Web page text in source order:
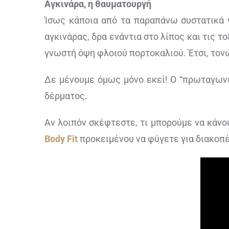
Αγκινάρα, η θαυματουργή
Ίσως κάποια από τα παραπάνω συστατικά
αγκινάρας, δρα ενάντια στο λίπος και
γνωστή όψη φλοιού πορτοκαλιού. Έτσι,
Δε μένουμε όμως μόνο εκεί! Ο
δέρματος.
Αν λοιπόν σκέφτεστε, τι μπορούμε να
Body Fitπροκειμένου να φύγετε για